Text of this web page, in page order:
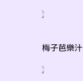
梅子芭樂汁